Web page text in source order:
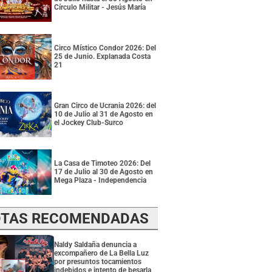
Círculo Militar - Jesús María
Circo Místico Condor 2026: Del
25 de Junio. Explanada Costa
21
Gran Circo de Ucrania 2026: del
10 de Julio al 31 de Agosto en
el Jockey Club-Surco
La Casa de Timoteo 2026: Del
17 de Julio al 30 de Agosto en
Mega Plaza - Independencia
RECOMENDADAS
Naldy Saldaña denuncia a
excompañero de La Bella Luz
por presuntos tocamientos
indebidos e intento de besarla